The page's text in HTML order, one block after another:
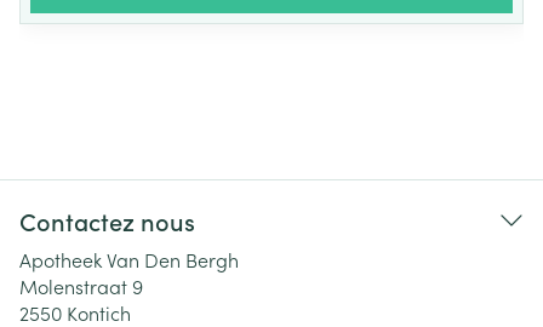
Contactez nous
Apotheek Van Den Bergh
Molenstraat 9
2550 Kontich